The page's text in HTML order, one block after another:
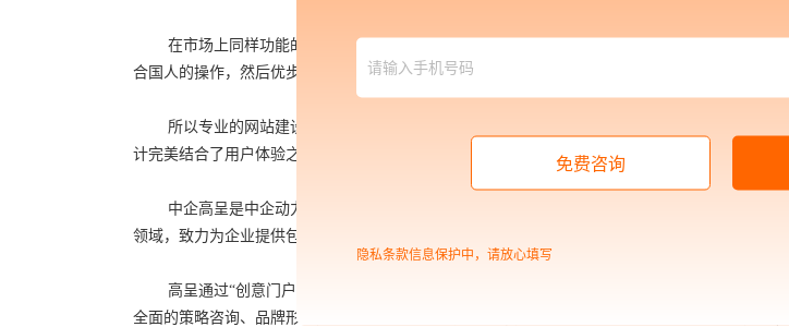
在市场上同样功能的一项产品，他们所占据的市场份额差异之大，这就是用户体验的差异。
合国人的操作，然后优步直接引进国外产品。相对来说用户体验就有很大的差异，结果也是显而易
所以专业的网站建设公司在做网站设计的时候每一个细节一定是结合用户习惯，用户体验来
计完美结合了用户体验之后才能发挥网站的真正用途。
中企高呈是中企动力科技股份有限公司的高端子品牌，凭借多年数字介质搭建策略与创意优
领域，致力为企业提供包含数字化营销、数字化商业、数字化管理在内的一站式数字化转型服务。
高呈通过“创意门户+搜索营销+品牌电商+平台定制”等全链路数字化服务，帮助客户从业务场
全面的策略咨询、品牌形象建设、私域流量池打造、营销运营、数据管理、电商交易平台、定制化
免费咨询
隐私条款信息保护中，请放心填写